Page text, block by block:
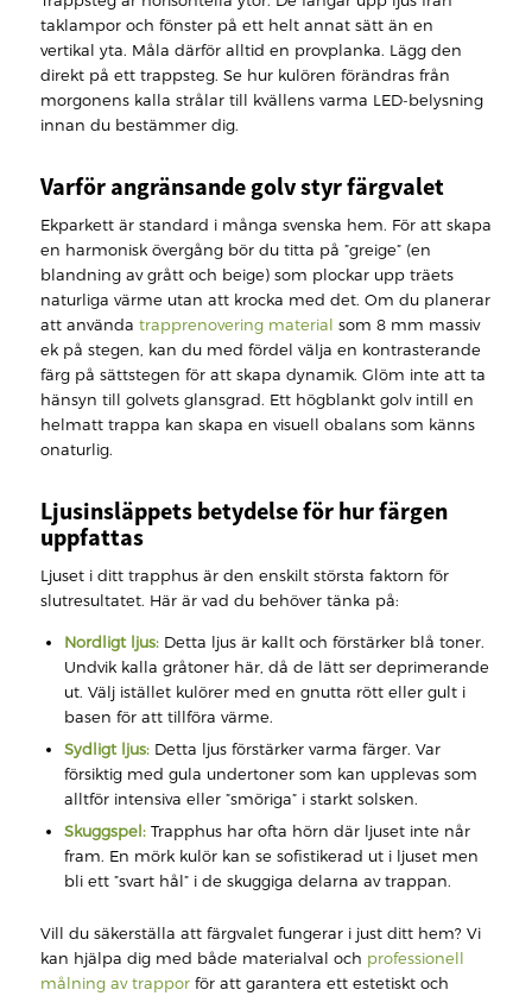
taklampor och fönster på ett helt annat sätt än en
vertikal yta. Måla därför alltid en provplanka. Lägg den
direkt på ett trappsteg. Se hur kulören förändras från
morgonens kalla strålar till kvällens varma LED-belysning
innan du bestämmer dig.
Varför angränsande golv styr färgvalet
Ekparkett är standard i många svenska hem. För att skapa
en harmonisk övergång bör du titta på ”greige” (en
blandning av grått och beige) som plockar upp träets
naturliga värme utan att krocka med det. Om du planerar
att använda trapprenovering material som 8 mm massiv
ek på stegen, kan du med fördel välja en kontrasterande
färg på sättstegen för att skapa dynamik. Glöm inte att ta
hänsyn till golvets glansgrad. Ett högblankt golv intill en
helmatt trappa kan skapa en visuell obalans som känns
onaturlig.
Ljusinsläppets betydelse för hur färgen
uppfattas
Ljuset i ditt trapphus är den enskilt största faktorn för
slutresultatet. Här är vad du behöver tänka på:
Nordligt ljus:Detta ljus är kallt och förstärker blå toner.
Undvik kalla gråtoner här, då de lätt ser deprimerande
ut. Välj istället kulörer med en gnutta rött eller gult i
basen för att tillföra värme.
Sydligt ljus:Detta ljus förstärker varma färger. Var
försiktig med gula undertoner som kan upplevas som
alltför intensiva eller ”smöriga” i starkt solsken.
Skuggspel:Trapphus har ofta hörn där ljuset inte når
fram. En mörk kulör kan se sofistikerad ut i ljuset men
bli ett ”svart hål” i de skuggiga delarna av trappan.
Vill du säkerställa att färgvalet fungerar i just ditt hem? Vi
kan hjälpa dig med både materialval och professionell
målning av trapporför att garantera ett estetiskt och